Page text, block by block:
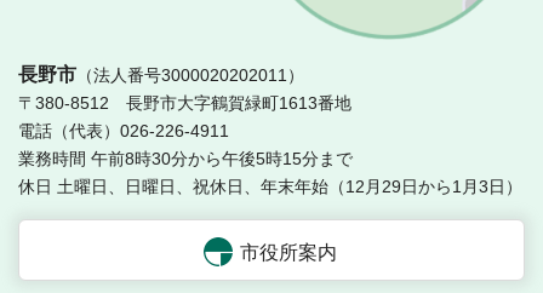
長野市 （法人番号3000020202011）
〒380-8512 長野市大字鶴賀緑町1613番地
電話（代表）026-226-4911
業務時間 午前8時30分から午後5時15分まで
休日 土曜日、日曜日、祝休日、年末年始（12月29日から1月3日）
市役所案内